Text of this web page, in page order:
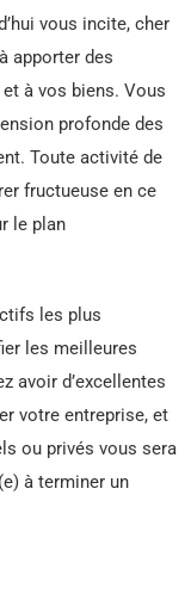
vous incite, cher
apporter des
à vos biens. Vous
profonde des
Toute activité de
fructueuse en ce
le plan
les plus
les meilleures
avoir d’excellentes
votre entreprise, et
ou privés vous sera
à terminer un